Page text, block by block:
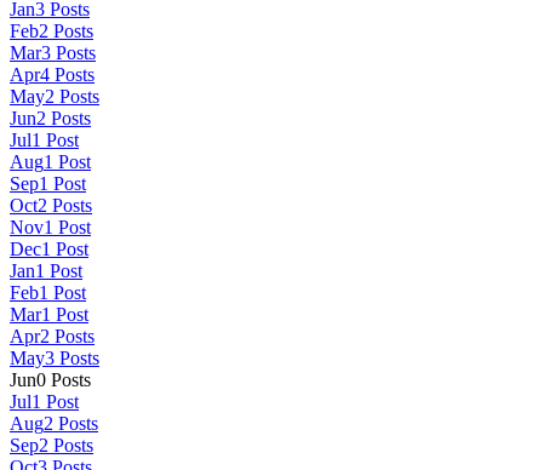
Jan3 Posts
Feb2 Posts
Mar3 Posts
Apr4 Posts
May2 Posts
Jun2 Posts
Jul1 Post
Aug1 Post
Sep1 Post
Oct2 Posts
Nov1 Post
Dec1 Post
Jan1 Post
Feb1 Post
Mar1 Post
Apr2 Posts
May3 Posts
Jun0 Posts
Jul1 Post
Aug2 Posts
Sep2 Posts